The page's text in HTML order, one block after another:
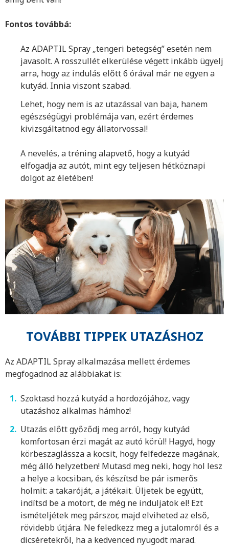
Fontos továbbá:
Az ADAPTIL Spray „tengeri betegség” esetén nem
javasolt. A rosszullét elkerülése végett inkább ügyelj
arra, hogy az indulás előtt 6 órával már ne egyen a
kutyád. Innia viszont szabad.
Lehet, hogy nem is az utazással van baja, hanem
egészségügyi problémája van, ezért érdemes
kivizsgáltatnod egy állatorvossal!
A nevelés, a tréning alapvető, hogy a kutyád
elfogadja az autót, mint egy teljesen hétköznapi
dolgot az életében!
TOVÁBBI TIPPEK UTAZÁSHOZ
Az ADAPTIL Spray alkalmazása mellett érdemes
megfogadnod az alábbiakat is:
Szoktasd hozzá kutyád a hordozójához, vagy
utazáshoz alkalmas hámhoz!
Utazás előtt győződj meg arról, hogy kutyád
komfortosan érzi magát az autó körül! Hagyd, hogy
körbeszaglássza a kocsit, hogy felfedezze magának,
még álló helyzetben! Mutasd meg neki, hogy hol lesz
a helye a kocsiban, és készítsd be pár ismerős
holmit: a takaróját, a játékait. Üljetek be együtt,
indítsd be a motort, de még ne induljatok el! Ezt
ismételjétek meg párszor, majd elviheted az első,
rövidebb útjára. Ne feledkezz meg a jutalomról és a
dicséretekről, ha a kedvenced nyugodt marad.